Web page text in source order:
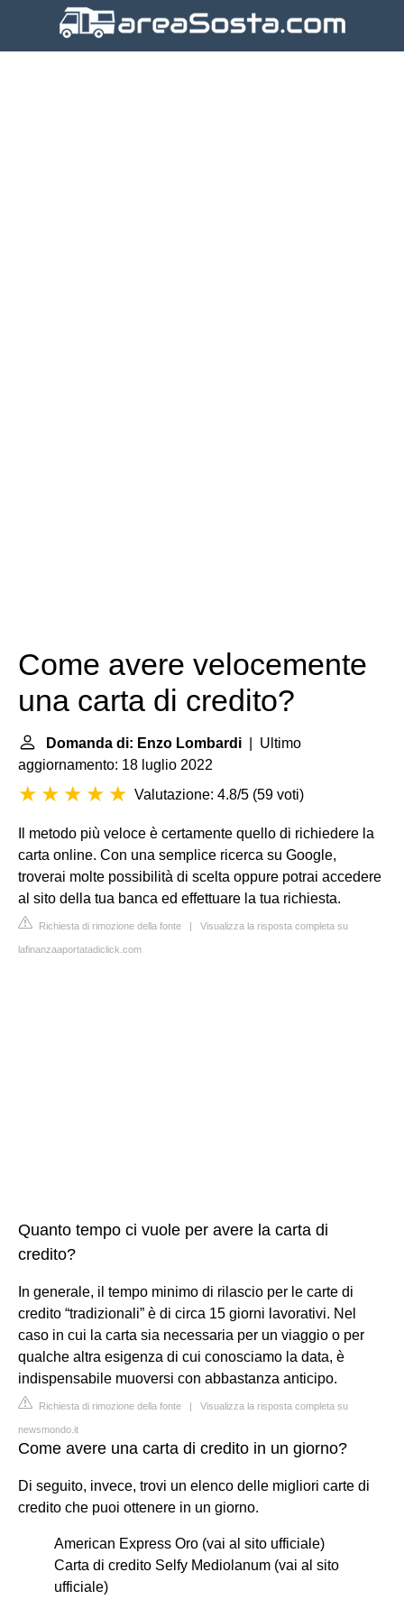
Come avere velocemente
una carta di credito?
Domanda di: Enzo Lombardi | Ultimo
aggiornamento: 18 luglio 2022
Valutazione: 4.8/5 (59 voti)
Il metodo più veloce è certamente quello di richiedere la
carta online. Con una semplice ricerca su Google,
troverai molte possibilità di scelta oppure potrai accedere
al sito della tua banca ed effettuare la tua richiesta.
Richiesta di rimozione della fonte | Visualizza la risposta completa su
lafinanzaaportatadiclick.com
Quanto tempo ci vuole per avere la carta di
credito?
In generale, il tempo minimo di rilascio per le carte di
credito “tradizionali” è di circa 15 giorni lavorativi. Nel
caso in cui la carta sia necessaria per un viaggio o per
qualche altra esigenza di cui conosciamo la data, è
indispensabile muoversi con abbastanza anticipo.
Richiesta di rimozione della fonte | Visualizza la risposta completa su
newsmondo.it
Come avere una carta di credito in un giorno?
Di seguito, invece, trovi un elenco delle migliori carte di
credito che puoi ottenere in un giorno.
American Express Oro (vai al sito ufficiale)
Carta di credito Selfy Mediolanum (vai al sito
ufficiale)